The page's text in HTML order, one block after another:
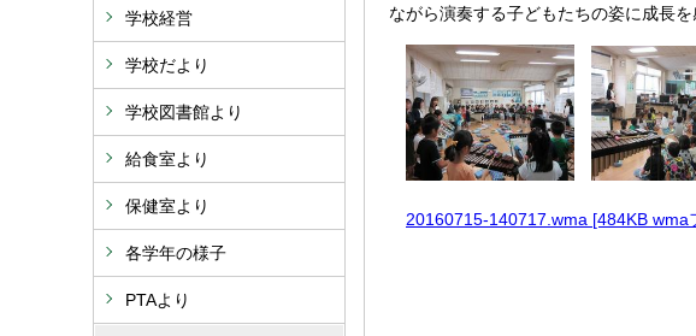
学校経営
学校だより
学校図書館より
給食室より
保健室より
各学年の様子
PTAより
ながら演奏する子どもたちの姿に成長
20160715-140717.wma [484KB wma